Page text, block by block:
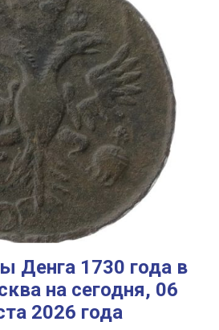
Денга 1730 года в
на сегодня, 06
2026 года